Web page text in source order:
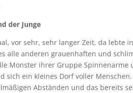
der Junge
vor sehr, sehr langer Zeit, da lebte
alle anderen grauenhaften und
Monster ihrer Gruppe
sich ein kleines Dorf voller
Abständen und das bereits